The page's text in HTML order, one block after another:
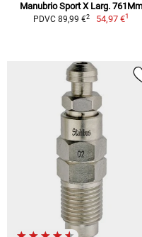
Manubrio Sport X Larg. 761Mm
PDVC 89,99 €2 54,97 €1